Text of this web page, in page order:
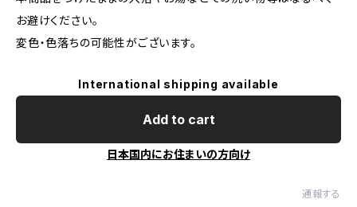
お避けください。
変色・色落ちの可能性がございます。
International shipping available
Add to cart
日本国内にお住まいの方向け
通報する